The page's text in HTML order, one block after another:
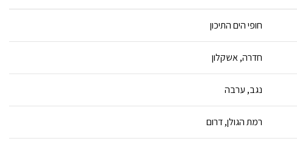
חופי הים התיכון
חדרה, אשקלון
נגב, ערבה
רמת הגולן, דרום